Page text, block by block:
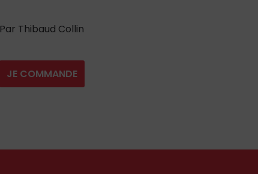
Par Thibaud Collin
JE COMMANDE